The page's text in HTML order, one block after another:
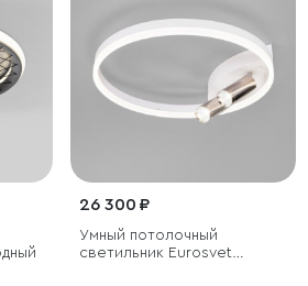
26 300 ₽
Умный потолочный
светильник Eurosvet